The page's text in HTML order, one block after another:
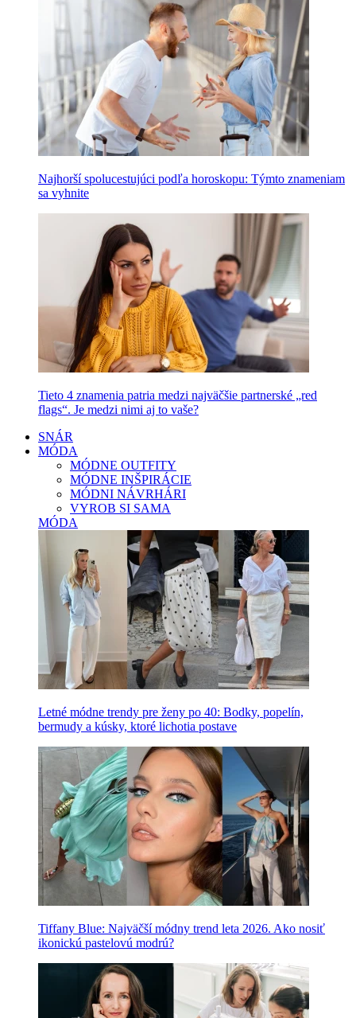
Najhorší spolucestujúci podľa horoskopu: Týmto znameniam
sa vyhnite
Tieto 4 znamenia patria medzi najväčšie partnerské „red
flags“. Je medzi nimi aj to vaše?
SNÁR
MÓDA
MÓDNE OUTFITY
MÓDNE INŠPIRÁCIE
MÓDNI NÁVRHÁRI
VYROB SI SAMA
MÓDA
Letné módne trendy pre ženy po 40: Bodky, popelín,
bermudy a kúsky, ktoré lichotia postave
Tiffany Blue: Najväčší módny trend leta 2026. Ako nosiť
ikonickú pastelovú modrú?